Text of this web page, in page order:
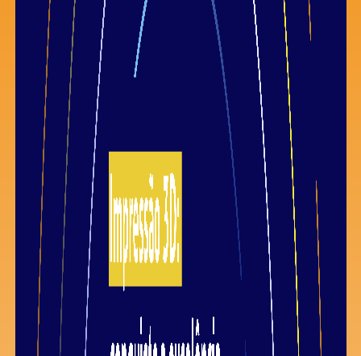
Educação
Downloads
Área Científica
S.I.N. OnBoard
Onde estamos
Nossas iniciativas